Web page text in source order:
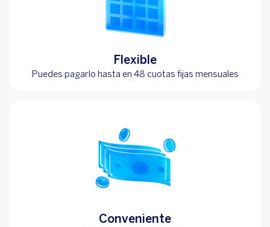
Flexible
Puedes pagarlo hasta en 48 cuotas fijas mensuales
Conveniente